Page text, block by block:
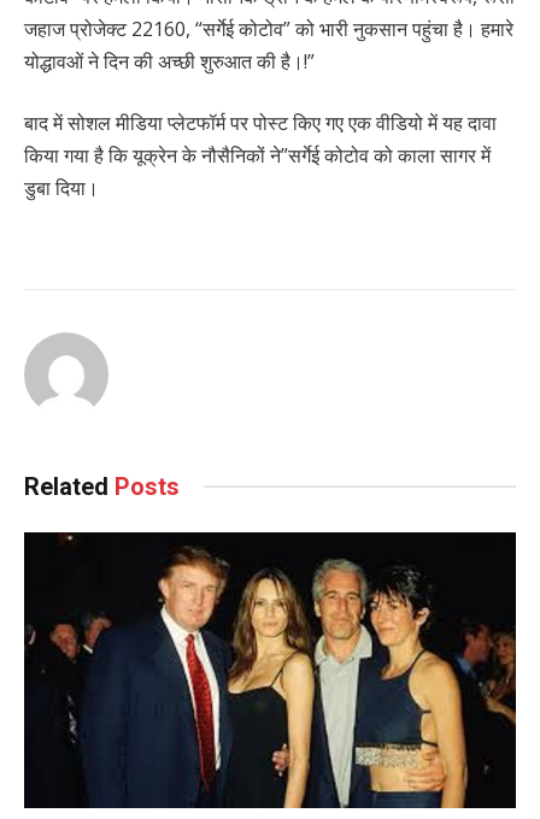
जहाज प्रोजेक्ट 22160, “सर्गेई कोटोव” को भारी नुकसान पहुंचा है। हमारे
योद्धावओं ने दिन की अच्छी शुरुआत की है।!”
बाद में सोशल मीडिया प्लेटफॉर्म पर पोस्ट किए गए एक वीडियो में यह दावा
किया गया है कि यूक्रेन के नौसैनिकों ने”सर्गेई कोटोव को काला सागर में
डुबा दिया।
Related Posts